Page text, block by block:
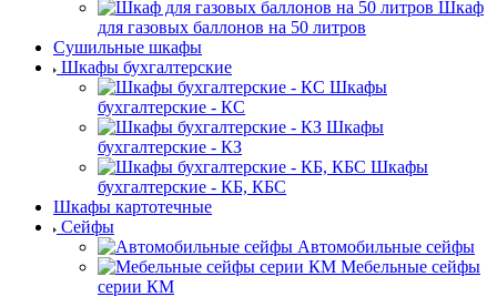
Шкаф
для газовых баллонов на 50 литров
Сушильные шкафы
Шкафы бухгалтерские
Шкафы
бухгалтерские - КС
Шкафы
бухгалтерские - КЗ
Шкафы
бухгалтерские - КБ, КБС
Шкафы картотечные
Сейфы
Автомобильные сейфы
Мебельные сейфы
серии КМ